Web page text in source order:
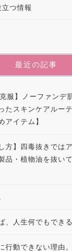
つ情報
最近の記事
服】ノーファンデ
たスキンケアルー
アイテム】
方】四毒抜きでは
品・植物油を抜い
、人生何でもできる
行動できない理由。